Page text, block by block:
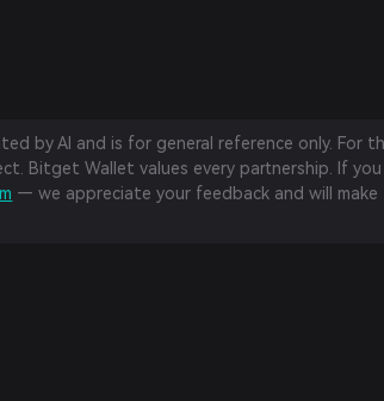
by AI and is for general reference only. For
Bitget Wallet values every partnership. If
— we appreciate your feedback and will make